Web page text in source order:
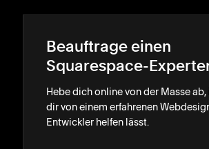
Beauftrage einen
Squarespace-
Hebe dich online von der Masse
dir von einem erfahrenen
Entwickler helfen lässt.